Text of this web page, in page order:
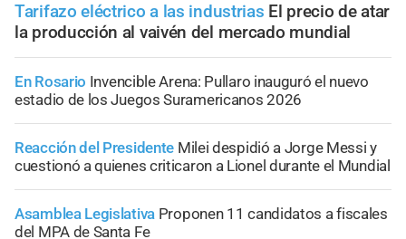
Tarifazo eléctrico a las industrias El precio de atar
la producción al vaivén del mercado mundial
En Rosario Invencible Arena: Pullaro inauguró el nuevo
estadio de los Juegos Suramericanos 2026
Reacción del Presidente Milei despidió a Jorge Messi y
cuestionó a quienes criticaron a Lionel durante el Mundial
Asamblea Legislativa Proponen 11 candidatos a fiscales
del MPA de Santa Fe